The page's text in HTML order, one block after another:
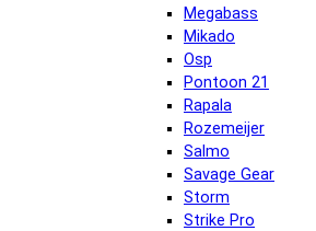
Megabass
Mikado
Osp
Pontoon 21
Rapala
Rozemeijer
Salmo
Savage Gear
Storm
Strike Pro